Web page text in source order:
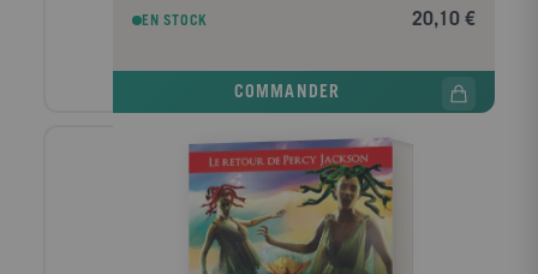
talents de Conteuse pour faire rêver les autres et
subvenir aux besoins des siens. Le conte de sa propre
prestigieux Bal de la Lune. Elle y fait la rencontre du
l’intrigue au plus haut point. Leurs destins
s’entremêlent dans un vertige de bals étincelants et
de faux-semblants. Pour survivre aux jeux de pouvoir
et aux secrets de famille, Lyra devra manier bien plus
que des mots.
EN STOCK 20,10 €
COMMANDER